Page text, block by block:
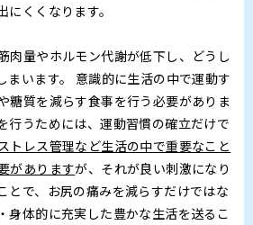
くくなります。
肉量やホルモン代謝が低下し、どうし
まいます。 意識的に生活の中で運動す
糖質を減らす食事を行う必要がありま
行うためには、運動習慣の確立だけで
トレス管理など生活の中で重要なこと
がありますが、それが良い刺激になり
とで、お尻の痛みを減らすだけではな
身体的に充実した豊かな生活を送るこ